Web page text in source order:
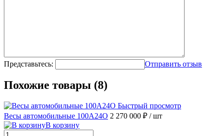
Представьтесь: Отправить отзыв
Похожие товары (8)
Быстрый просмотр
Весы автомобильные 100А24О 2 270 000 ₽ / шт
В корзину